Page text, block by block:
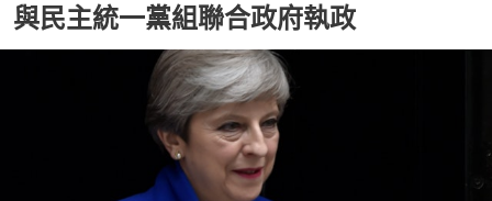
與民主統一黨組聯合政府執政